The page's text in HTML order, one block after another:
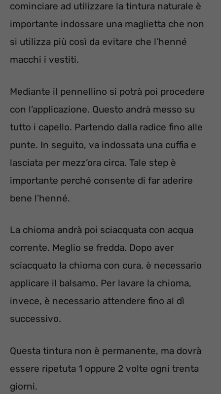
cominciare ad utilizzare la tintura naturale è
importante indossare una maglietta che non
si utilizza più così da evitare che l’henné
macchi i vestiti.
Mediante il pennellino si potrà poi procedere
con l’applicazione. Questo andrà messo su
tutto i capello. Partendo dalla radice fino alle
punte. In seguito, va indossata una cuffia e
lasciata per mezz’ora circa. Tale step è
importante perché consente di far aderire
bene l’henné.
La chioma andrà poi sciacquata con acqua
corrente. Meglio se fredda. Dopo aver
sciacquato la chioma con cura, è necessario
applicare il balsamo. Per lavare la chioma,
invece, è necessario attendere fino al dì
successivo.
Questa tintura non è permanente, ma dovrà
essere ripetuta 1 oppure 2 volte ogni trenta
giorni.